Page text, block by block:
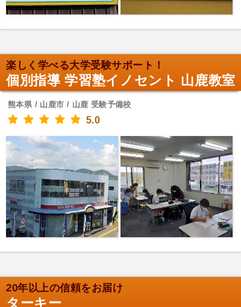
楽しく学べる大学受験サポート！
個別指導 学習塾イノセント 山鹿教室
熊本県 / 山鹿市 / 山鹿 受験予備校
5.0
20年以上の信頼をお届け
ターキー